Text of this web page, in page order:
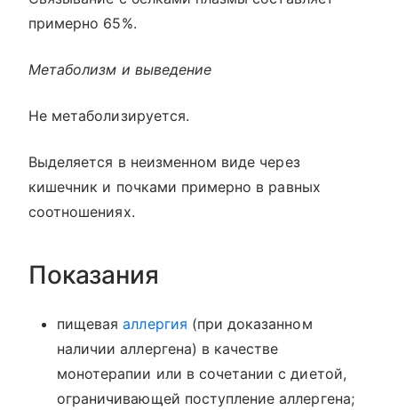
примерно 65%.
Метаболизм и выведение
Не метаболизируется.
Выделяется в неизменном виде через
кишечник и почками примерно в равных
соотношениях.
Показания
пищеваяаллергия (при доказанном
наличии аллергена) в качестве
монотерапии или в сочетании с диетой,
ограничивающей поступление аллергена;